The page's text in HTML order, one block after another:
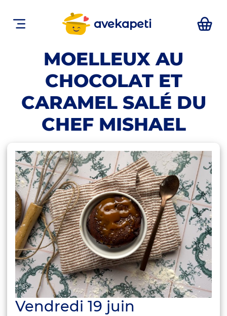
avekapeti
MOELLEUX AU
CHOCOLAT ET
CARAMEL SALÉ DU
CHEF MISHAEL
Vendredi 19 juin